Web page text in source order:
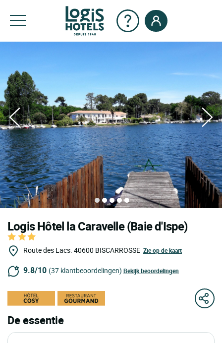
Logis Hôtel la Caravelle (Baie d'Ispe)
Route des Lacs. 40600 BISCARROSSE Zie op de kaart
9.8/10 (37 klantbeoordelingen) Bekijk beoordelingen
De essentie